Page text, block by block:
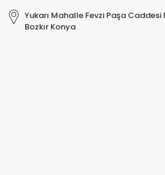
Yukarı Mahalle Fevzi Paşa Caddesi
Bozkır Konya